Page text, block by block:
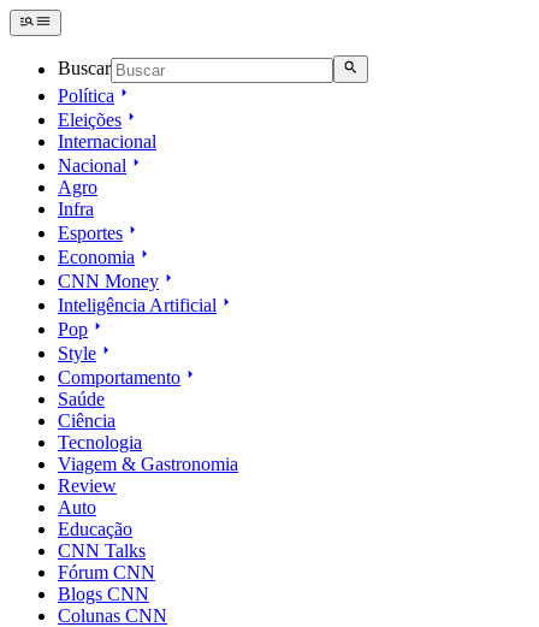
Buscar
Política
Eleições
Internacional
Nacional
Agro
Infra
Esportes
Economia
CNN Money
Inteligência Artificial
Pop
Style
Comportamento
Saúde
Ciência
Tecnologia
Viagem & Gastronomia
Review
Auto
Educação
CNN Talks
Fórum CNN
Blogs CNN
Colunas CNN